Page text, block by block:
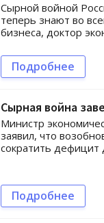
Сырной войной
теперь знают во
бизнеса, доктор
Подробнее
Сырная война
Министр
заявил, что
сократить дефицит
Подробнее